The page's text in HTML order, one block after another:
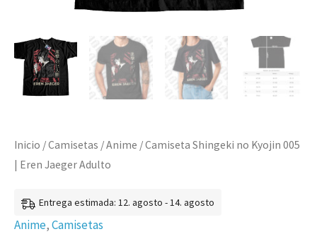
Inicio /Camisetas /Anime / Camiseta Shingeki no Kyojin 005
| Eren Jaeger Adulto
Entrega estimada: 12. agosto - 14. agosto
Anime,Camisetas